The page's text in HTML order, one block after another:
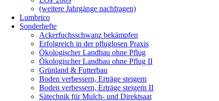
(weitere Jahrgänge nachfragen)
Lumbrico
Sonderhefte
Ackerfuchsschwanz bekämpfen
Erfolgreich in der pfluglosen Praxis
Ökologischer Landbau ohne Pflug
Ökologischer Landbau ohne Pflug II
Grünland & Futterbau
Boden verbessern, Erträge steigern
Boden verbessern, Erträge steigern II
Sätechnik für Mulch- und Direktsaat